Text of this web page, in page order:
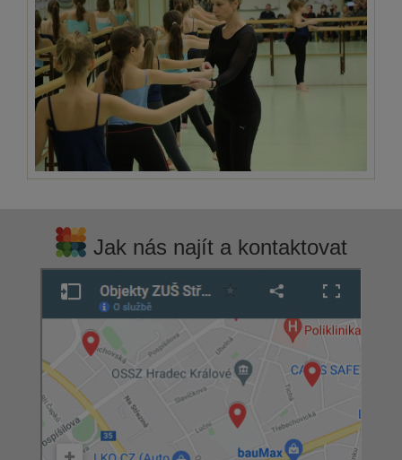
Jak nás najít a kontaktovat